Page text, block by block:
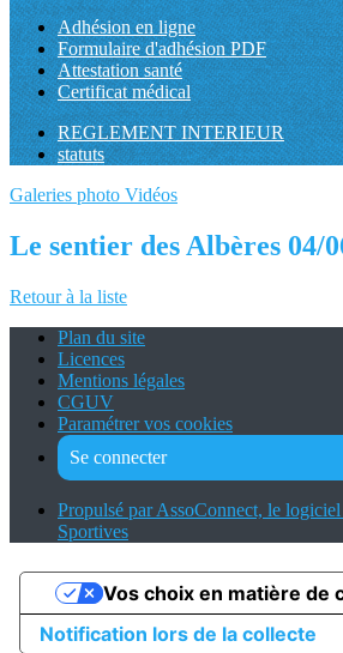
Adhésion en ligne
Formulaire d'adhésion PDF
Attestation santé
Certificat médical
REGLEMENT INTERIEUR
statuts
Galeries photo Vidéos
Le sentier des Albères 04/
Retour à la liste
Plan du site
Licences
Mentions légales
CGUV
Paramétrer vos cookies
Se connecter
Propulsé par AssoConnect, le logiciel
Sportives
Notification lors de la collecte
Vos choix en matière de